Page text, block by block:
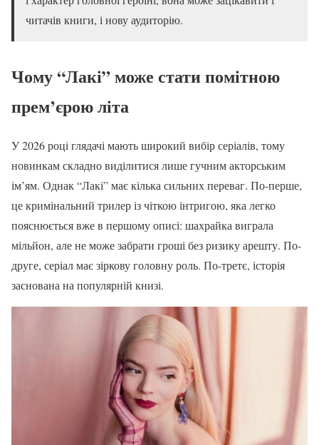
читачів книги, і нову аудиторію.
Чому “Лакі” може стати помітною
прем’єрою літа
У 2026 році глядачі мають широкий вибір серіалів, тому
новинкам складно виділитися лише гучним акторським
ім’ям. Однак “Лакі” має кілька сильних переваг. По-перше,
це кримінальний трилер із чіткою інтригою, яка легко
пояснюється вже в першому описі: шахрайка виграла
мільйон, але не може забрати гроші без ризику арешту. По-
друге, серіал має зіркову головну роль. По-третє, історія
заснована на популярній книзі.